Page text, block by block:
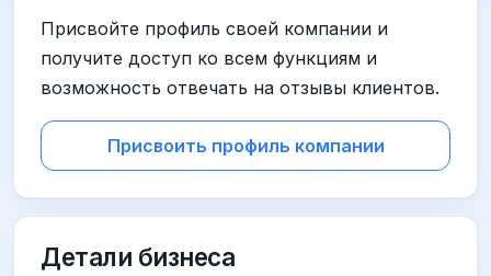
Присвойте профиль своей компании и
получите доступ ко всем функциям и
возможность отвечать на отзывы клиентов.
Присвоить профиль компании
Детали бизнеса